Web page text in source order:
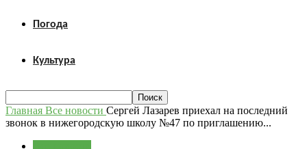
Погода
Культура
Главная Все новости Сергей Лазарев приехал на последний
звонок в нижегородскую школу №47 по приглашению...